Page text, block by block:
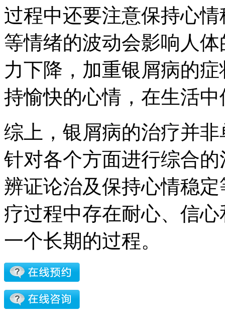
过程中还要注意保持心
等情绪的波动会影响人
力下降，加重银屑病的
持愉快的心情，在生活
综上，银屑病的治疗并
针对各个方面进行综合
辨证论治及保持心情稳
疗过程中存在耐心、信
一个长期的过程。